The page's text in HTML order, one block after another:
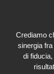
Crediamo
sinergia
di